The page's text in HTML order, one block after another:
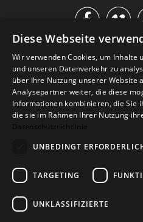

IM KATALOG
Versand
Widerrufsformular
Diese Webseite
Wir verwenden Cookies, um Inhalte
und unseren Datenverkehr zu
über Ihre Nutzung unserer Website
Analysepartner weiter, die diese
Informationen kombinieren, die Sie
die sie im Rahmen Ihrer Nutzung
Datenschutzrichtlinie
UNBEDINGT
TARGETING
UNKLASSIFIZIERTE